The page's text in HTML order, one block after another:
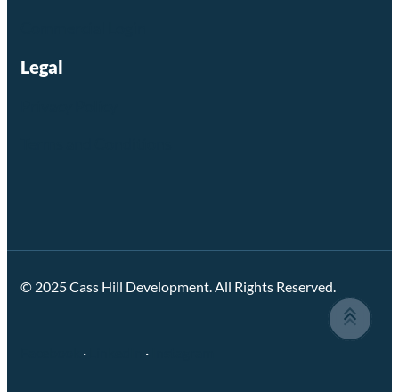
Legal
© 2025 Cass Hill Development. All Rights Reserved.
· ·